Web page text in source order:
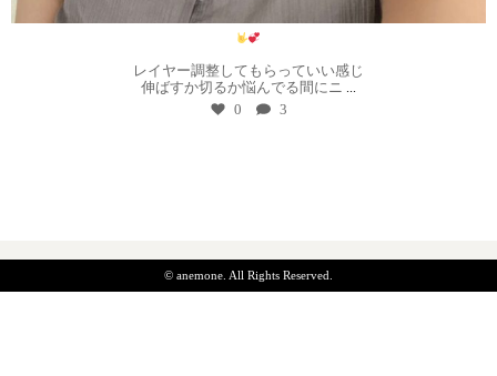
レイヤー調整してもらっていい感じ
伸ばすか切るか悩んでる間にニ ...
0 3
© anemone. All Rights Reserved.